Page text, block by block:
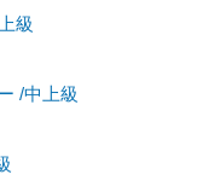
級
/中上級